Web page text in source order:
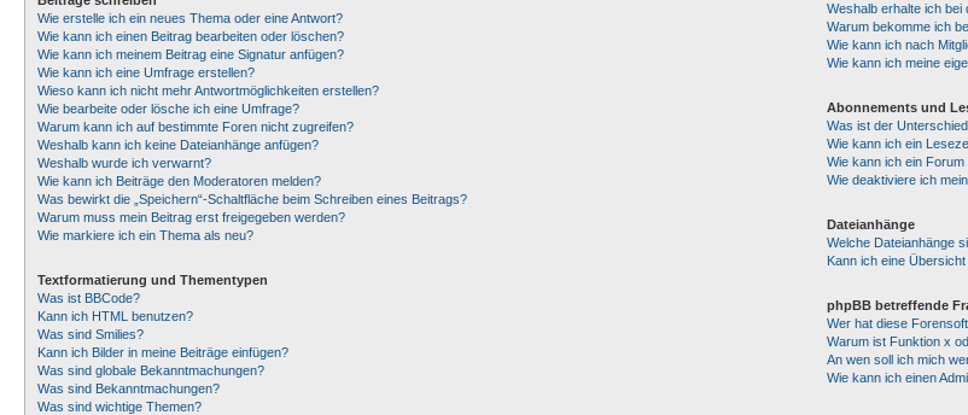
Wie erstelle ich ein neues Thema oder eine Antwort?
Wie kann ich einen Beitrag bearbeiten oder löschen?
Wie kann ich meinem Beitrag eine Signatur anfügen?
Wie kann ich eine Umfrage erstellen?
Wieso kann ich nicht mehr Antwortmöglichkeiten erstellen?
Wie bearbeite oder lösche ich eine Umfrage?
Warum kann ich auf bestimmte Foren nicht zugreifen?
Weshalb kann ich keine Dateianhänge anfügen?
Weshalb wurde ich verwarnt?
Wie kann ich Beiträge den Moderatoren melden?
Was bewirkt die „Speichern“-Schaltfläche beim Schreiben eines Beitrags?
Warum muss mein Beitrag erst freigegeben werden?
Wie markiere ich ein Thema als neu?
Textformatierung und Thementypen
Was ist BBCode?
Kann ich HTML benutzen?
Was sind Smilies?
Kann ich Bilder in meine Beiträge einfügen?
Was sind globale Bekanntmachungen?
Was sind Bekanntmachungen?
Was sind wichtige Themen?
Weshalb erhalte ich
Warum bekomme ich
Wie kann ich nach
Wie kann ich meine
Abonnements und
Was ist der
Wie kann ich ein
Wie kann ich ein Forum
Wie deaktiviere ich
Dateianhänge
Welche Dateianhänge
Kann ich eine
phpBB betreffende
Wer hat diese
Warum ist Funktion x
An wen soll ich mich
Wie kann ich einen